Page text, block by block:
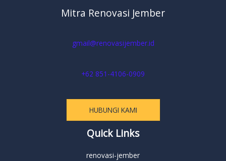
Mitra Renovasi Jember
gmail@renovasijember.id
+62 851-4106-0909
HUBUNGI KAMI
Quick Links
renovasi-jember